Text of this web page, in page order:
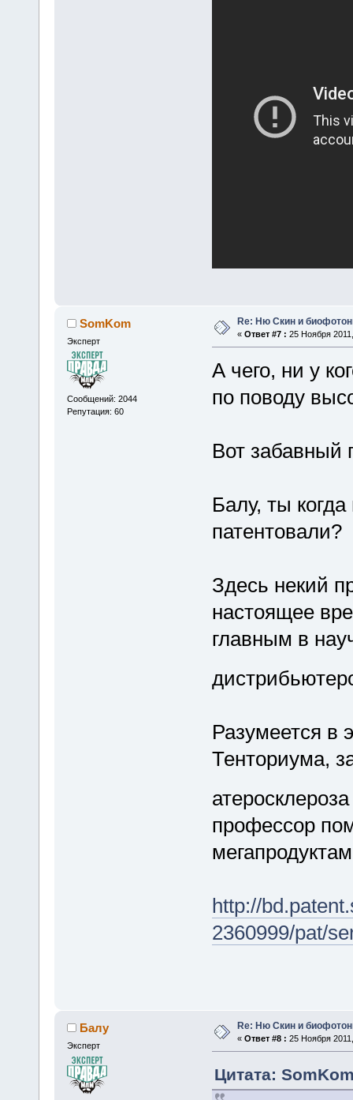
SomKom
Эксперт
Сообщений: 2044
Репутация: 60
Re: Ню Скин и
« Ответ #7 : 25 Ноября
А чего, ни у
по поводу
Вот забавный
Балу, ты
патентовали?
Здесь некий
настоящее
главным в
Разумеется в
Тенториума,
профессор
http://
2360999/pat/
Балу
Эксперт
Re: Ню Скин и
« Ответ #8 : 25 Ноября
Цитата: